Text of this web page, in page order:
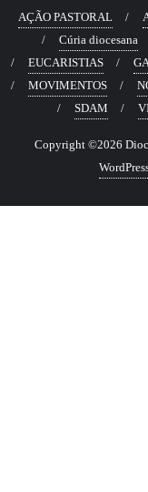
AÇÃO PASTORAL
Cúria diocesana
EUCARISTIAS
MOVIMENTOS
SDAM
Copyright ©2026